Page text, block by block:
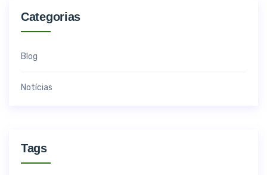
Categorias
Blog
Notícias
Tags